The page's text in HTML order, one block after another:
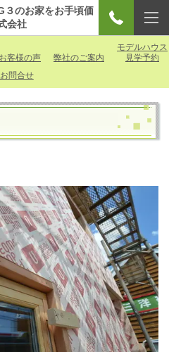
３のお家をお手頃価
会社
お客様の声 弊社のご案内
モデルハウス
見学予約
お問合せ